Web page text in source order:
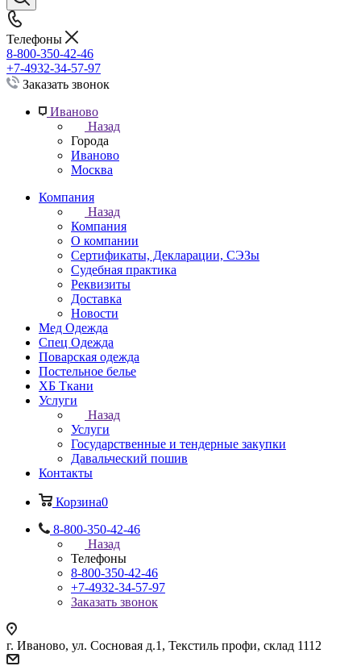
Телефоны
8-800-350-42-46
+7-4932-34-57-97
Заказать звонок
Иваново
Назад
Города
Иваново
Москва
Компания
Назад
Компания
О компании
Сертификаты, Декларации, СЭЗы
Судебная практика
Реквизиты
Доставка
Новости
Мед Одежда
Спец Одежда
Поварская одежда
Постельное белье
ХБ Ткани
Услуги
Назад
Услуги
Государственные и тендерные закупки
Давальческий пошив
Контакты
Корзина0
8-800-350-42-46
Назад
Телефоны
8-800-350-42-46
+7-4932-34-57-97
Заказать звонок
г. Иваново, ул. Сосновая д.1, Текстиль профи, склад 1112